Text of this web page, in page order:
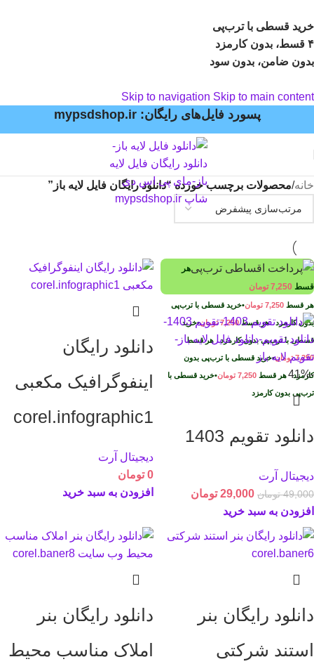
خرید قسطی با ترب‌پی
۴ قسط، بدون کارمزد
بدون ضامن، بدون سود
Skip to navigation Skip to main content
پسورد فایل‌های رایگان: mypsdshop.ir
خانه/محصولات برچسب خورده “دانلود رایگان فایل لایه باز”
هر
قسط 7,250 تومان
هر قسط 7,250 تومان•خرید قسطی با ترب‌پی
بدون کارمزدهر قسط7,250 تومان•خرید
قسطی با ترب‌پی بدون کارمزد هر قسط
7,250 تومان•خرید قسطی با ترب‌پی بدون
کارمزدهر قسط 7,250 تومان•خرید قسطی با
ترب‌پی بدون کارمزد
-41%
دانلود تقویم 1403
دیجیتال آرت
49,000 تومان 29,000 تومان
افزودن به سبد خرید
دانلود رایگان
اینفوگرافیک مکعبی
corel.infographic1
دیجیتال آرت
0 تومان
افزودن به سبد خرید
دانلود رایگان بنر
استند شرکتی
دانلود رایگان بنر
املاک مناسب محیط